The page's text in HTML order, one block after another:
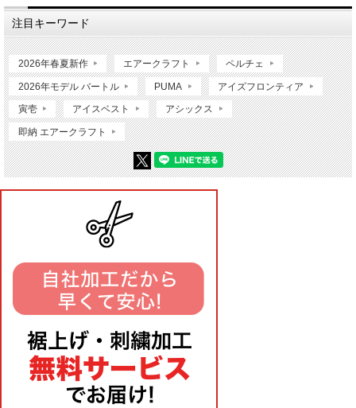
注目キーワード
2026年春夏新作 エアークラフト ペルチェ
2026年モデル バートル PUMA アイズフロンティア
寅壱 アイスベスト アシックス
即納 エアークラフト